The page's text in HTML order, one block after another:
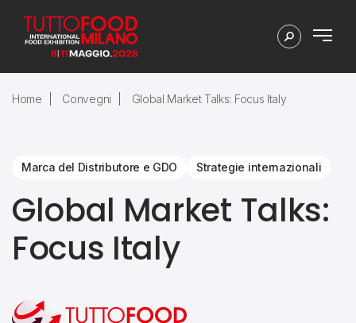
Home Convegni Global Market Talks: Focus Italy
Marca del Distributore e GDO Strategie internazionali
Global Market Talks:
Focus Italy